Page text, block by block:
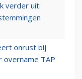
verder uit:
onrust bij
overname TAP